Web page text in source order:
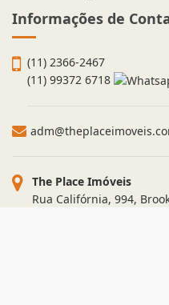
Informações de
(11) 2366-2467
(11) 99372 6718
The Place Imóveis
Rua Califórnia, 994,